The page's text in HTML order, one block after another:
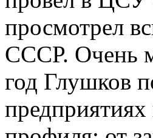
просмотрел
СССР. Очень
год Глушков
предприятиях